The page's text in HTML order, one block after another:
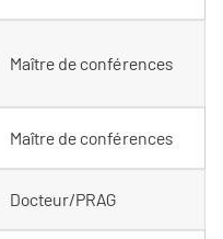
Maître de conférences
Maître de conférences
Docteur/PRAG